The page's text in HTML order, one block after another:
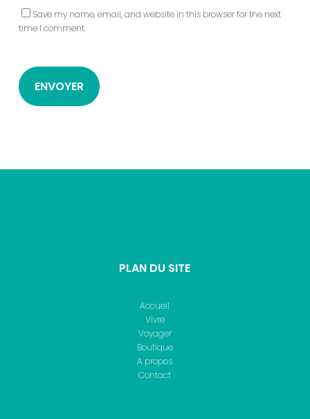
Save my name, email, and website in this browser for the next
time I comment.
PLAN DU SITE
Accueil
Vivre
Voyager
Boutique
A propos
Contact